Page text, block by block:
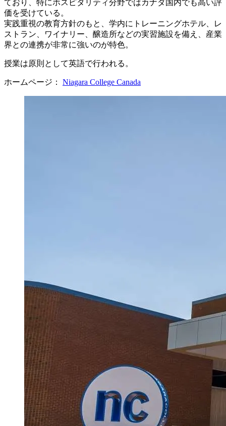
ており、特にホスピタリティ分野ではカナダ国内でも高い評
価を受けている。
実践重視の教育方針のもと、学内にトレーニングホテル、レ
ストラン、ワイナリー、醸造所などの実習施設を備え、産業
界との連携が非常に強いのが特色。
授業は原則として英語で行われる。
ホームページ： Niagara College Canada